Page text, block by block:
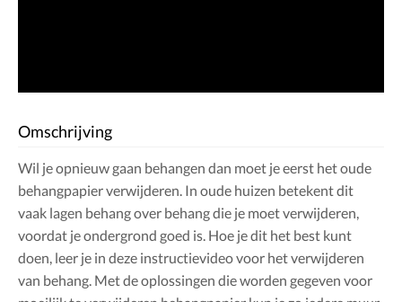
Omschrijving
Wil je opnieuw gaan behangen dan moet je eerst het oude
behangpapier verwijderen. In oude huizen betekent dit
vaak lagen behang over behang die je moet verwijderen,
voordat je ondergrond goed is. Hoe je dit het best kunt
doen, leer je in deze instructievideo voor het verwijderen
van behang. Met de oplossingen die worden gegeven voor